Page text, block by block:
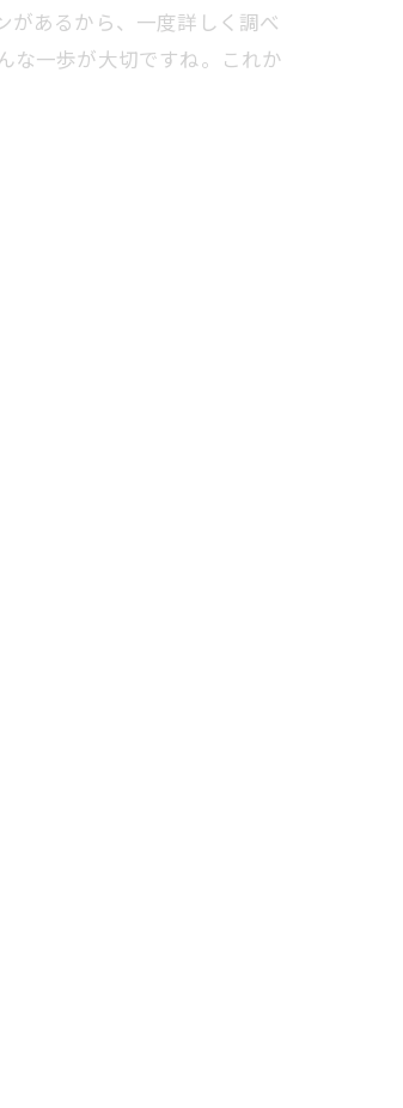
があるから、一度詳しく調べ
な一歩が大切ですね。これか